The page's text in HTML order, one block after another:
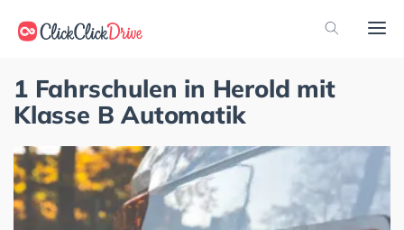
1 Fahrschulen in Herold mit
Klasse B Automatik